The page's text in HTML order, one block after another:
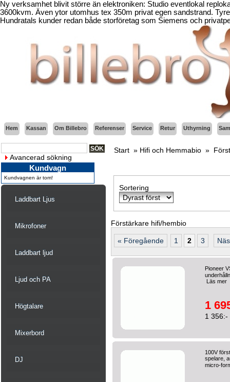
Ny verksamhet blivit större än elektroniken: Studio eventlokal
3600kvm. Även ytor utomhus tex 350m privat egen sandstrand.
Hundratals kunder redan både storföretag som Siemens och
Hem Kassan Om Billebro Referenser Service Retur Uthyrning
Avancerad sökning
Kundvagn
Kundvagnen är tom!
Laddbart Ljus
Mikrofoner
Laddbart ljud
Ljud och PA
Högtalare
Mixerbord
DJ
Start » Hifi och Hemmabio »
Sortering
Förstärkare hifi/hembio
« Föregående 1 2 3
Pioneer
Läs mer
1
1 356:-
100V
spelare,
micro-